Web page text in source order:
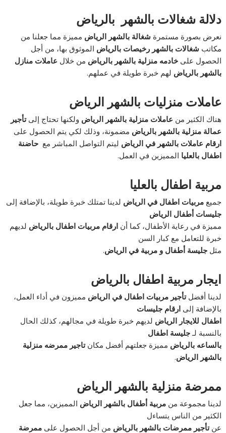
دلالة شغالات بالشهر بالرياض
نعرض بصورة مستمرة شغالة بالشهر الرياض مميزة مما جعلنا من
مكاتب شغالات بالشهر رخيصات بالرياض الموثوق بها، من أجل
الحصول علىخادمه منزلية بالشهر بالرياض من خلال عاملات منازل
بالشهر بالرياض لهم خبرة طويلة في عملهم.
عاملات منزليات بالشهر الرياض
هناك الكثير من عاملات منزلية بالشهر الرياض ولكنها تحتاج إلىتأجير
عمالة منزلية بالشهر بالرياض مضمونة، وذلك لكي يتم الحصول على
ارقام عاملات بالشهر في الرياض ليتم التواصل المباشر مع حاضنة
اطفال بالعليا المميزين في العمل.
مربية اطفال بالعليا
جميعمربيات اطفال في الرياض لدينا تمتلك خبرة طويلة، بالإضافة إلى
جليسات أطفال الرياض
مميزة في رعاية الأطفال، كما أنارقام مربيات اطفال بالرياض لديهم
خبرة للتعامل مع كبار السن
مثلجليسة أطفال و مربية في الرياض.
ايجار مربية اطفال بالرياض
لدينا أفضلتأجير مربيات اطفال في الرياض مميزون في أداء العمل،
بالإضافة إلىارقام جليسات
اطفال للايجار الرياض لديهم خبرة طويلة في مجالهم، كذلك الحال
بالنسبة لـجليسة اطفال
بالساعه بالرياض مميزة جعلتهم أفضل مكانتاجير ممرضه منزلية
بالشهر الرياض.
ممرضة منزلية بالشهر الرياض
لدينا مجموعة منمربية أطفال بالشهر الرياض المميزين، مما جعل
الكثير من الناس يتساءل
عنتأجير ممرضات بالشهر بالرياض من أجل الحصول علىممرضة